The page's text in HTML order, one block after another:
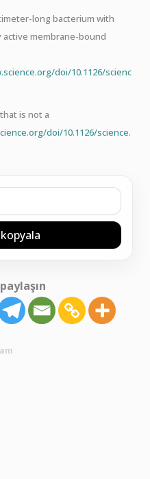
long bacterium with
active membrane-bound
doi/10.1126/scienc
is not a
doi/10.1126/science.